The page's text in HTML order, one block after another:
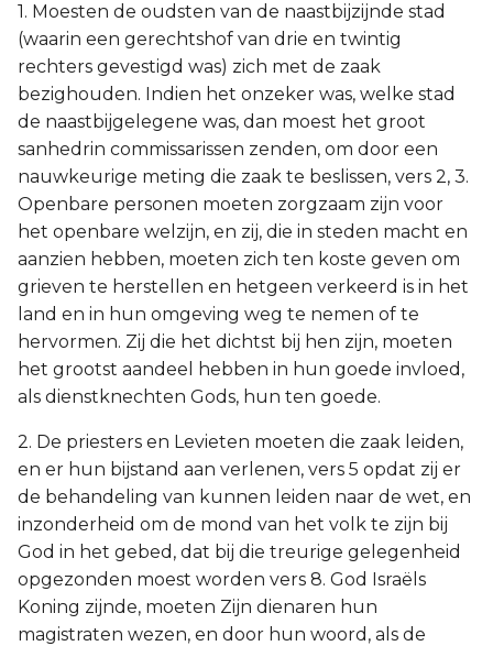
1. Moesten de oudsten van de naastbijzijnde stad
(waarin een gerechtshof van drie en twintig
rechters gevestigd was) zich met de zaak
bezighouden. Indien het onzeker was, welke stad
de naastbijgelegene was, dan moest het groot
sanhedrin commissarissen zenden, om door een
nauwkeurige meting die zaak te beslissen, vers 2, 3.
Openbare personen moeten zorgzaam zijn voor
het openbare welzijn, en zij, die in steden macht en
aanzien hebben, moeten zich ten koste geven om
grieven te herstellen en hetgeen verkeerd is in het
land en in hun omgeving weg te nemen of te
hervormen. Zij die het dichtst bij hen zijn, moeten
het grootst aandeel hebben in hun goede invloed,
als dienstknechten Gods, hun ten goede.
2. De priesters en Levieten moeten die zaak leiden,
en er hun bijstand aan verlenen, vers 5 opdat zij er
de behandeling van kunnen leiden naar de wet, en
inzonderheid om de mond van het volk te zijn bij
God in het gebed, dat bij die treurige gelegenheid
opgezonden moest worden vers 8. God Israëls
Koning zijnde, moeten Zijn dienaren hun
magistraten wezen, en door hun woord, als de